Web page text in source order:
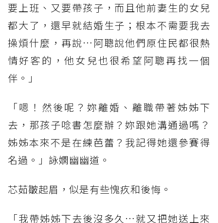
要上班、又要帶孩子，而且他前妻生的女兒
都大了，還早就結婚生子；根本不需要我去
操煩什麼，再說…阿聰說他們原住民都很熱
情好客的，他女兒也很希望阿聰再找一個
伴。」
「嗯！然後呢？妳離婚、離職帶著姊姊下
去，那孩子唸書怎麼辦？妳跟她溝通過嗎？
姊姊本來不是在練芭蕾？我記得她還參賽得
名過。」詠嫻幽幽道。
芯茹皺起眉，似是有些愧疚和後悔。
「我帶姊姊下去後沒多久…就又把她送上來